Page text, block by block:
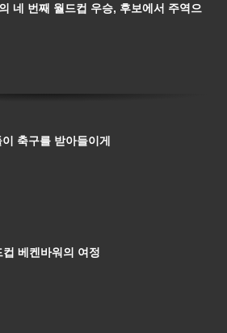
네 번째 월드컵 우승, 후보에서 주역으
축구를 받아들이게
베켄바워의 여정